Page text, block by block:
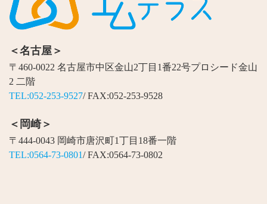
＜名古屋＞
〒460-0022 名古屋市中区金山2丁目1番22号プロシード金山
2 二階
TEL:052-253-9527/ FAX:052-253-9528
＜岡崎＞
〒444-0043 岡崎市唐沢町1丁目18番一階
TEL:0564-73-0801/ FAX:0564-73-0802